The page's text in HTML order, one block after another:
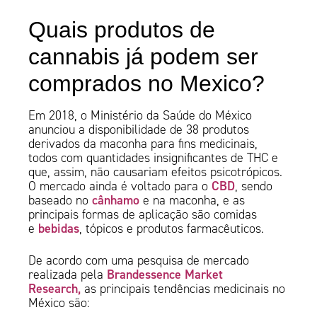
Quais produtos de
cannabis já podem ser
comprados no Mexico?
Em 2018, o Ministério da Saúde do México
anunciou a disponibilidade de 38 produtos
derivados da maconha para fins medicinais,
todos com quantidades insignificantes de THC e
que, assim, não causariam efeitos psicotrópicos.
O mercado ainda é voltado para oCBD, sendo
baseado nocânhamo e na maconha, e as
principais formas de aplicação são comidas
e bebidas, tópicos e produtos farmacêuticos.
De acordo com uma pesquisa de mercado
realizada pela Brandessence Market
Research, as principais tendências medicinais no
México são: